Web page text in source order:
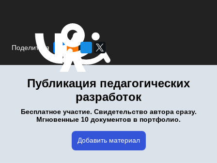
Поделиться
Публикация педагогических
разработок
Бесплатное участие. Свидетельство автора сразу.
Мгновенные 10 документов в портфолио.
Добавить материал